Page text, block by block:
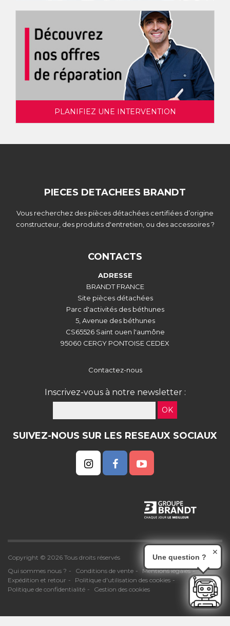
PLANIFIEZ UNE INTERVENTION
PIECES DETACHEES BRANDT
Vous recherchez des pièces détachées certifiées d’origine
constructeur, des produits d'entretien, ou des accessoires ?
CONTACTS
ADRESSE
BRANDT FRANCE
Site pièces détachées
Parc d'activités des béthunes
5, Avenue des béthunes
CS65526 Saint ouen l'aumône
95060 CERGY PONTOISE CEDEX
Contactez-nous
Inscrivez-vous à notre newsletter :
OK
SUIVEZ-NOUS SUR LES RESEAUX SOCIAUX
Copyright © 2026 Tous droits réservés
Qui sommes nous ?
Conditions de vente
Mentions légales
Expédition et retour
Politique d'utilisation des cookies
Politique de confidentialité
Gestion des cookies
Une question ?
✕